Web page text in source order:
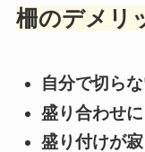
柵のデメリ
自分で切ら
盛り合わせに
盛り付けが寂